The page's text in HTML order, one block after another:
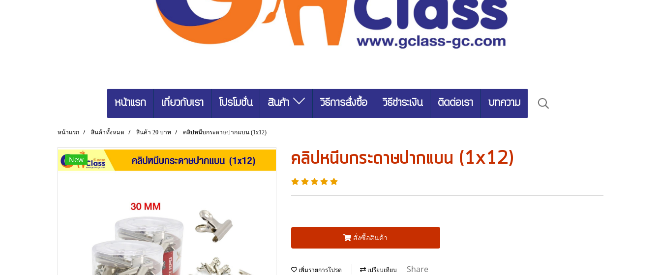
หน้าแรก เกี่ยวกับเรา โปรโมชั่น สินค้า วิธีการสั่งซื้อ วิธีชำระเงิน ติดต่อเรา บทความ
หน้าแรก สินค้าทั้งหมด สินค้า 20 บาท คลิปหนีบกระดาษปากแบน (1x12)
New คลิปหนีบกระดาษปากแบน (1x12)
สั่งซื้อสินค้า
เพิ่มรายการโปรด เปรียบเทียบ Share